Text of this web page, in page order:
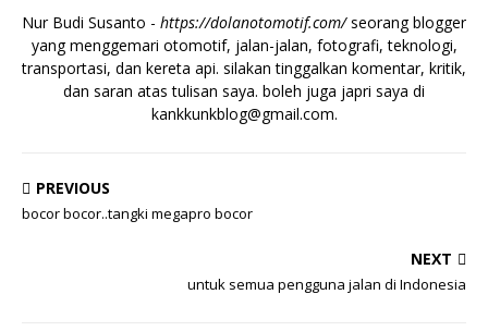
Nur Budi Susanto - https://dolanotomotif.com/seorang blogger
yang menggemari otomotif, jalan-jalan, fotografi, teknologi,
transportasi, dan kereta api. silakan tinggalkan komentar, kritik,
dan saran atas tulisan saya. boleh juga japri saya di
kankkunkblog@gmail.com.
PREVIOUS
bocor bocor..tangki megapro bocor
NEXT
untuk semua pengguna jalan di Indonesia